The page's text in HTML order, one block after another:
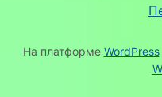
На платформе WordPress